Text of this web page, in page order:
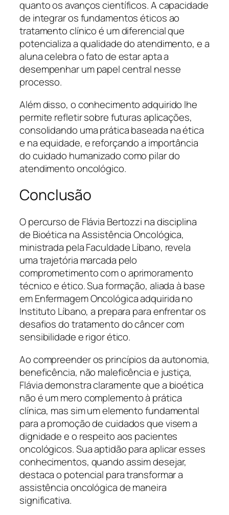
quanto os avanços científicos. A capacidade
de integrar os fundamentos éticos ao
tratamento clínico é um diferencial que
potencializa a qualidade do atendimento, e a
aluna celebra o fato de estar apta a
desempenhar um papel central nesse
processo.
Além disso, o conhecimento adquirido lhe
permite refletir sobre futuras aplicações,
consolidando uma prática baseada na ética
e na equidade, e reforçando a importância
do cuidado humanizado como pilar do
atendimento oncológico.
Conclusão
O percurso de Flávia Bertozzi na disciplina
de Bioética na Assistência Oncológica,
ministrada pela Faculdade Líbano, revela
uma trajetória marcada pelo
comprometimento com o aprimoramento
técnico e ético. Sua formação, aliada à base
em Enfermagem Oncológica adquirida no
Instituto Líbano, a prepara para enfrentar os
desafios do tratamento do câncer com
sensibilidade e rigor ético.
Ao compreender os princípios da autonomia,
beneficência, não maleficência e justiça,
Flávia demonstra claramente que a bioética
não é um mero complemento à prática
clínica, mas sim um elemento fundamental
para a promoção de cuidados que visem a
dignidade e o respeito aos pacientes
oncológicos. Sua aptidão para aplicar esses
conhecimentos, quando assim desejar,
destaca o potencial para transformar a
assistência oncológica de maneira
significativa.